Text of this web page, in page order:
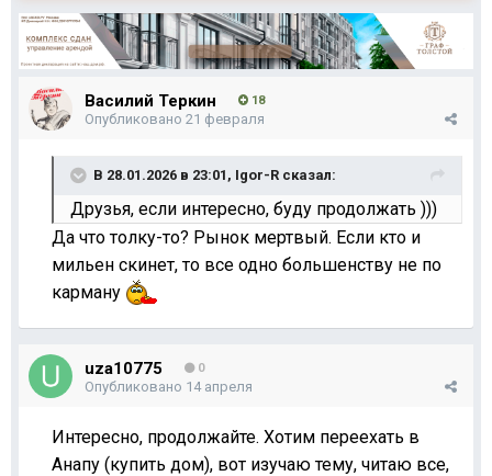
Василий Теркин 18
Опубликовано 21 февраля
В 28.01.2026 в 23:01, Igor-R сказал:
Друзья, если интересно, буду продолжать )))
Да что толку-то? Рынок мертвый. Если кто и
мильен скинет, то все одно большенству не по
карману
uza10775 0
Опубликовано 14 апреля
Интересно, продолжайте. Хотим переехать в
Анапу (купить дом), вот изучаю тему, читаю все,